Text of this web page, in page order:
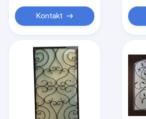
Produkte
Über uns
Fabrik-Ausflug
Kontakt